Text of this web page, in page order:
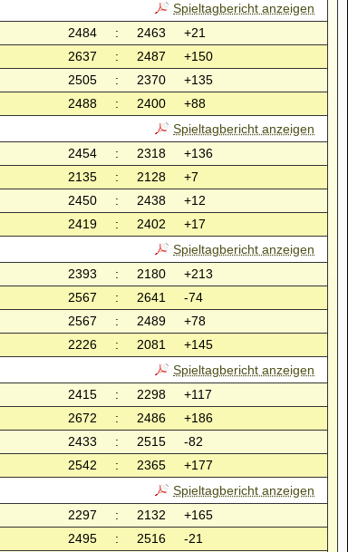
Spieltagbericht anzeigen
2484 : 2463
+21
2637 : 2487
+150
2505 : 2370
+135
2488 : 2400
+88
Spieltagbericht anzeigen
2454 : 2318
+136
2135 : 2128
+7
2450 : 2438
+12
2419 : 2402
+17
Spieltagbericht anzeigen
2393 : 2180
+213
2567 : 2641
-74
2567 : 2489
+78
2226 : 2081
+145
Spieltagbericht anzeigen
2415 : 2298
+117
2672 : 2486
+186
2433 : 2515
-82
2542 : 2365
+177
Spieltagbericht anzeigen
2297 : 2132
+165
2495 : 2516
-21